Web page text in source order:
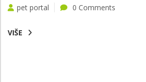
pet portal 0 Comments
VIŠE